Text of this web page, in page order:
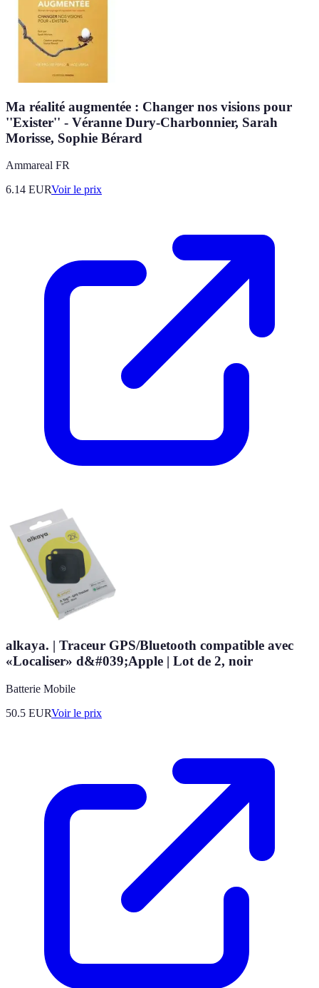
Ma réalité augmentée : Changer nos visions pour
''Exister'' - Véranne Dury-Charbonnier, Sarah
Morisse, Sophie Bérard
Ammareal FR
6.14 EURVoir le prix
alkaya. | Traceur GPS/Bluetooth compatible avec
«Localiser» d&#039;Apple | Lot de 2, noir
Batterie Mobile
50.5 EURVoir le prix